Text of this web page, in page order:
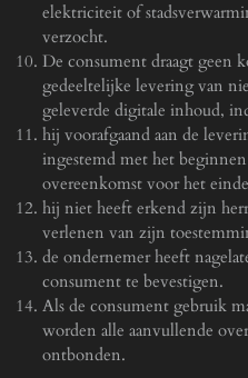
elektriciteit of
verzocht.
De consument draagt geen
gedeeltelijke levering van
geleverde digitale inhoud,
hij voorafgaand aan de
ingestemd met het
overeenkomst voor het
hij niet heeft erkend zijn
verlenen van zijn
de ondernemer heeft
consument te bevestigen.
Als de consument gebruik
worden alle aanvullende
ontbonden.